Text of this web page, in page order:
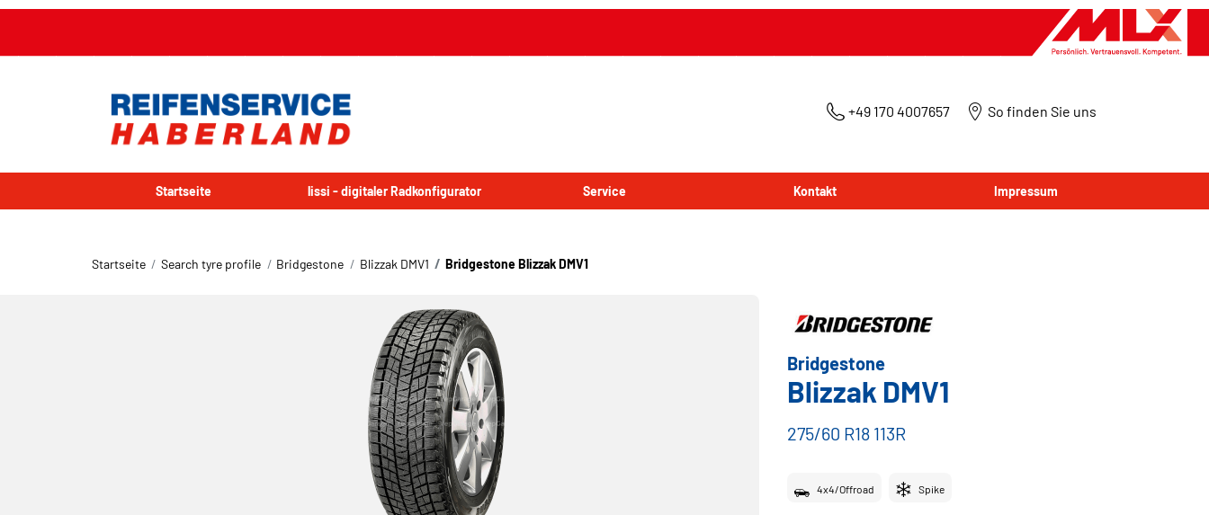
+49 170 4007657 So finden Sie uns
Startseite lissi - digitaler Radkonfigurator Service Kontakt Impressum
Startseite Search tyre profile Bridgestone Blizzak DMV1 Bridgestone Blizzak DMV1
Bridgestone
Blizzak DMV1
275/60 R18 113R
4x4/Offroad Spike